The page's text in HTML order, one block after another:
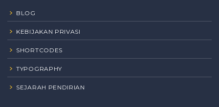
BLOG
KEBIJAKAN PRIVASI
SHORTCODES
TYPOGRAPHY
SEJARAH PENDIRIAN